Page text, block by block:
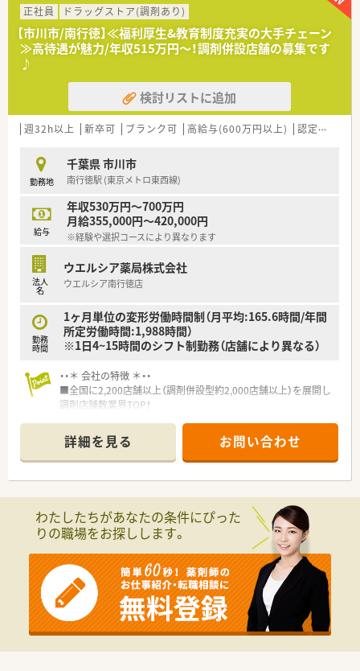
種多様に用意されています。
■店舗拡大に伴い、エリアマネジャーや営業部長等のマネジメン
トのポジションも増えます。
■在宅や教育等の専門性を活かせるスペシャリストを目指すこ
■その他にも、管理部門や商品部門等の本社スタッフなど活動領
域は多種多様です。
■在宅実施店舗は年々増加しており、在宅医療へもしっかりと関
わる事ができます。
時短勤務ができるよう変更予定です。
■年間休日が120日とワークライフバランスが整っています
■日用品から常備薬まで、従業員割引制度など嬉しいメリットも
たくさんあります！
正社員
ドラッグストア(調剤あり)
【市川市/南行徳】≪福利厚生&教育制度充実の大手チェーン
≫高待遇が魅力/年収515万円～！調剤併設店舗の募集です
♪
検討リストに追加
週32h以上 新卒可 ブランク可 高給与(600万円以上) 認定薬剤師取得支援あり
勤務地
千葉県 市川市
南行徳駅 (東京メトロ東西線)
給与
年収530万円～700万円
月給355,000円～420,000円
※経験や選択コースにより異なります
法人
名
ウエルシア薬局株式会社
ウエルシア南行徳店
勤務
時間
1ヶ月単位の変形労働時間制（月平均:165.6時間/年間
所定労働時間:1,988時間）
※1日4~15時間のシフト制勤務（店舗により異なる）
・・＊ 会社の特徴 ＊・・
■全国に2,200店舗以上（調剤併設型約2,000店舗以上）を展開し
調剤店舗数業界TOP！
頑張り次第で高給与も可能！
■経験や勤務コースによりますが、経験の少ない方でも500万前
半スタートと業界TOP水準！
■職種や職域に合わせ、豊富な社内研修や外部組織と連携した研
■薬剤師が中心の会社だからこそ活躍できるキャリアパスが多
種多様に用意されています。
■店舗拡大に伴い、エリアマネジャーや営業部長等のマネジメン
■在宅や教育等の専門性を活かせるスペシャリストを目指すこ
とも可能です。
■その他にも、管理部門や商品部門等の本社スタッフなど活動領
域は多種多様です。
■在宅実施店舗は年々増加しており、在宅医療へもしっかりと関
わる事ができます。
■育児休暇は3歳まで取得が可能で、時短制度は小学5年生まで
詳細を見る お問い合わせ
わたしたちがあなたの条件にぴった
りの職場をお探しします。